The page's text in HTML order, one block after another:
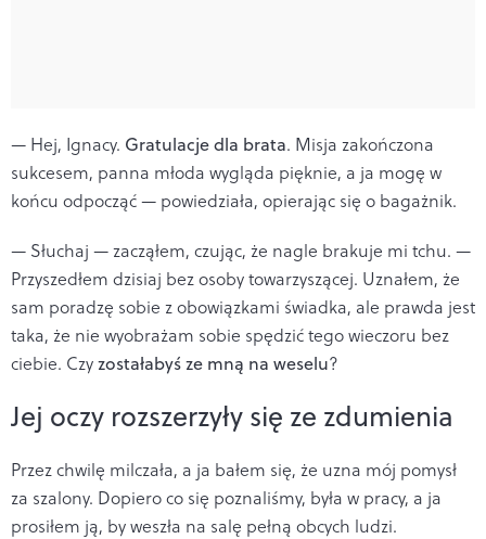
— Hej, Ignacy. Gratulacje dla brata. Misja zakończona
sukcesem, panna młoda wygląda pięknie, a ja mogę w
końcu odpocząć — powiedziała, opierając się o bagażnik.
— Słuchaj — zacząłem, czując, że nagle brakuje mi tchu. —
Przyszedłem dzisiaj bez osoby towarzyszącej. Uznałem, że
sam poradzę sobie z obowiązkami świadka, ale prawda jest
taka, że nie wyobrażam sobie spędzić tego wieczoru bez
ciebie. Czyzostałabyś ze mną na weselu?
Jej oczy rozszerzyły się ze zdumienia
Przez chwilę milczała, a ja bałem się, że uzna mój pomysł
za szalony. Dopiero co się poznaliśmy, była w pracy, a ja
prosiłem ją, by weszła na salę pełną obcych ludzi.